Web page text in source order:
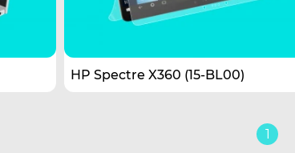
HP Spectre X360 (15-BL00)
1